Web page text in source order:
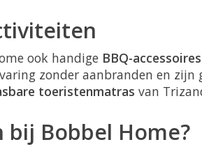
ook handige BBQ-accessoires
zonder aanbranden en
toeristenmatras van
Bobbel Home?